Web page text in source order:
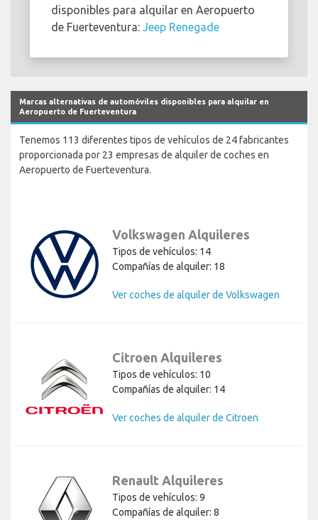
disponibles para alquilar en Aeropuerto
de Fuerteventura: Jeep Renegade
Marcas alternativas de automóviles disponibles para alquilar en
Aeropuerto de Fuerteventura
Tenemos 113 diferentes tipos de vehículos de 24 fabricantes
proporcionada por 23 empresas de alquiler de coches en
Aeropuerto de Fuerteventura.
Volkswagen Alquileres
Tipos de vehículos: 14
Compañías de alquiler: 18
Ver coches de alquiler de Volkswagen
Citroen Alquileres
Tipos de vehículos: 10
Compañías de alquiler: 14
Ver coches de alquiler de Citroen
Renault Alquileres
Tipos de vehículos: 9
Compañías de alquiler: 8